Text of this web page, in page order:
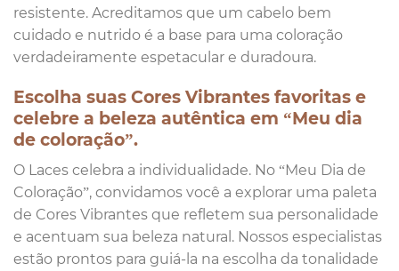
resistente. Acreditamos que um cabelo bem
cuidado e nutrido é a base para uma coloração
verdadeiramente espetacular e duradoura.
Escolha suas Cores Vibrantes favoritas e
celebre a beleza autêntica em “Meu dia
de coloração”.
O Laces celebra a individualidade. No “Meu Dia de
Coloração”, convidamos você a explorar uma paleta
de Cores Vibrantes que refletem sua personalidade
e acentuam sua beleza natural. Nossos especialistas
estão prontos para guiá-la na escolha da tonalidade